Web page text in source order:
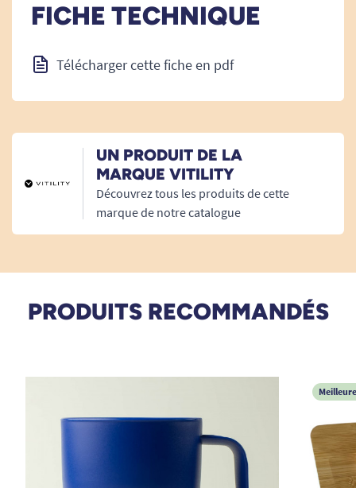
FICHE TECHNIQUE
Télécharger cette fiche en pdf
UN PRODUIT DE LA
MARQUE VITILITY
Découvrez tous les produits de cette
marque de notre catalogue
PRODUITS RECOMMANDÉS